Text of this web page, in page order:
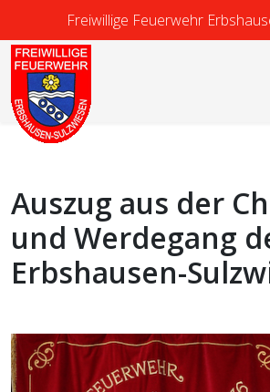
Freiwillige Feuerwehr
Auszug aus der
und Werdegang
Erbshausen-